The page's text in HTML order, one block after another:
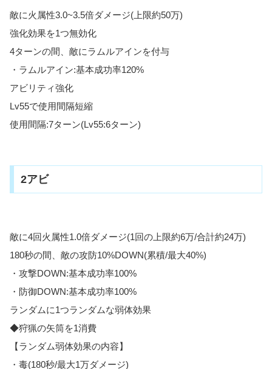
敵に火属性3.0~3.5倍ダメージ(上限約50万)
強化効果を1つ無効化
4ターンの間、敵にラムルアインを付与
・ラムルアイン:基本成功率120%
アビリティ強化
Lv55で使用間隔短縮
使用間隔:7ターン(Lv55:6ターン)
2アビ
敵に4回火属性1.0倍ダメージ(1回の上限約6万/合計約24万)
180秒の間、敵の攻防10%DOWN(累積/最大40%)
・攻撃DOWN:基本成功率100%
・防御DOWN:基本成功率100%
ランダムに1つランダムな弱体効果
◆狩猟の矢筒を1消費
【ランダム弱体効果の内容】
・毒(180秒/最大1万ダメージ)